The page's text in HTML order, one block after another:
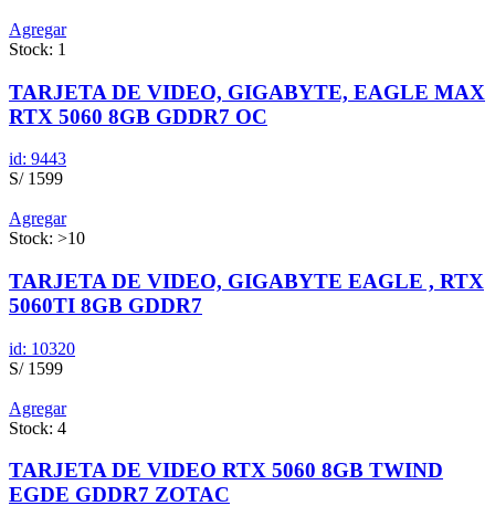
Agregar
Stock: 1
TARJETA DE VIDEO, GIGABYTE, EAGLE MAX
RTX 5060 8GB GDDR7 OC
id: 9443
S/ 1599
Agregar
Stock: >10
TARJETA DE VIDEO, GIGABYTE EAGLE , RTX
5060TI 8GB GDDR7
id: 10320
S/ 1599
Agregar
Stock: 4
TARJETA DE VIDEO RTX 5060 8GB TWIND
EGDE GDDR7 ZOTAC